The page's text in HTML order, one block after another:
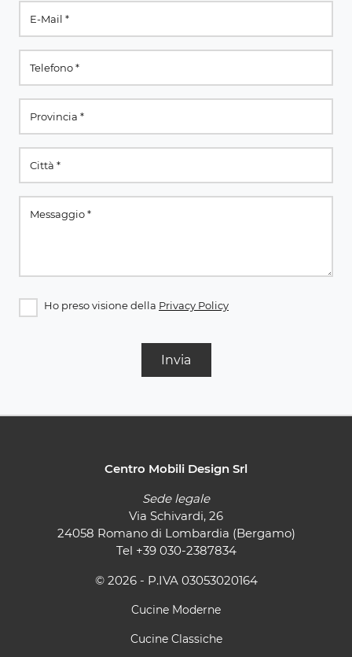
Ho preso visione della Privacy Policy
Invia
Centro Mobili Design Srl
Sede legale
Via Schivardi, 26
24058 Romano di Lombardia (Bergamo)
Tel +39 030-2387834
© 2026 - P.IVA 03053020164
Cucine Moderne
Cucine Classiche